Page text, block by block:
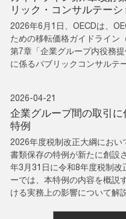
リック・コンサルテーシ
2026年6月1日、OECDは、
ための移転価格ガイドライン
第7章「企業グループ内役務
に係るパブリックコンサルテ
2026-04-21
企業グループ間の取引
特例
2026年度税制改正大綱におい
書類保存の特例が新たに創設
年3月31日に令和8年度税制改
ーでは、本特例の内容を概説
ける実務上の影響について解